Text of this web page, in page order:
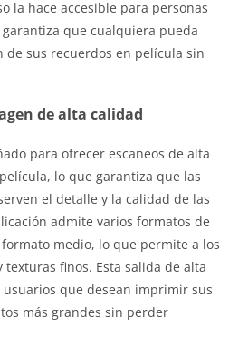
la hace accesible para personas
que cualquiera pueda
sus recuerdos en película sin
de alta calidad
para ofrecer escaneos de alta
lo que garantiza que las
el detalle y la calidad de las
admite varios formatos de
medio, lo que permite a los
finos. Esta salida de alta
que desean imprimir sus
más grandes sin perder